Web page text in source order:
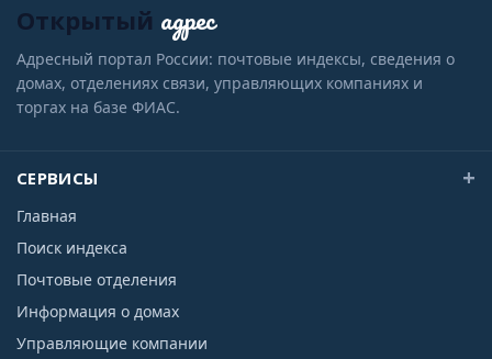
Открытый адрес
Адресный портал России: почтовые индексы, сведения о
домах, отделениях связи, управляющих компаниях и
торгах на базе ФИАС.
СЕРВИСЫ
Главная
Поиск индекса
Почтовые отделения
Информация о домах
Управляющие компании